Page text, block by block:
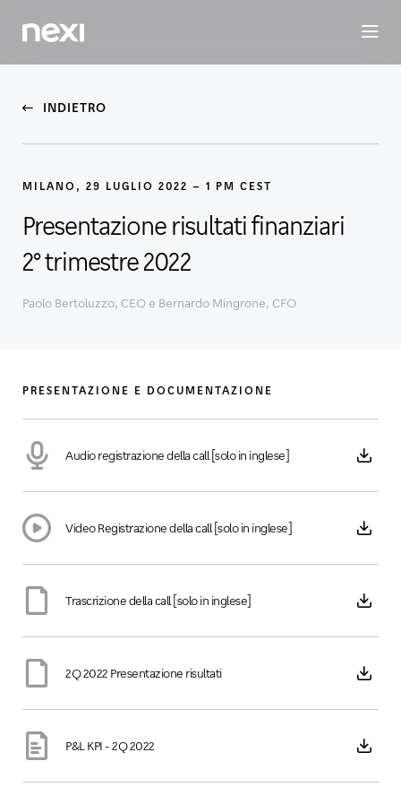
BUSINESSINVESTORSSOSTENIBILITÀPERSONE
INDIETRO
MILANO, 29 LUGLIO 2022 – 1 PM CEST
Presentazione risultati finanziari
2° trimestre 2022
Paolo Bertoluzzo, CEO e Bernardo Mingrone, CFO
PRESENTAZIONE E DOCUMENTAZIONE
Audio registrazione della call [solo in inglese]
Video Registrazione della call [solo in inglese]
Trascrizione della call [solo in inglese]
2Q 2022 Presentazione risultati
P&L KPI - 2Q 2022